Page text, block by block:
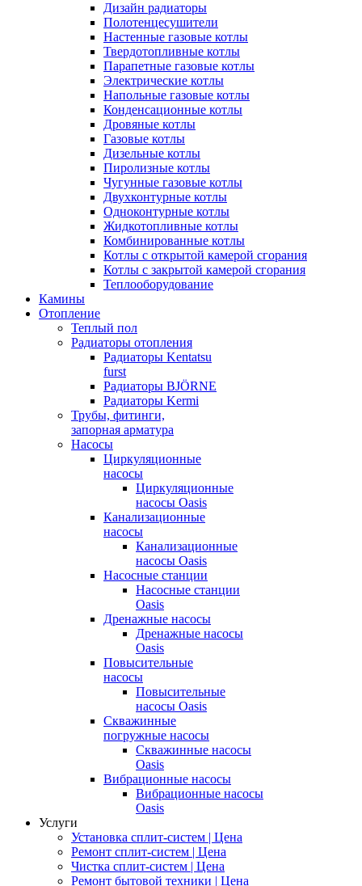
Дизайн радиаторы
Полотенцесушители
Настенные газовые котлы
Твердотопливные котлы
Парапетные газовые котлы
Электрические котлы
Напольные газовые котлы
Конденсационные котлы
Дровяные котлы
Газовые котлы
Дизельные котлы
Пиролизные котлы
Чугунные газовые котлы
Двухконтурные котлы
Одноконтурные котлы
Жидкотопливные котлы
Комбинированные котлы
Котлы с открытой камерой сгорания
Котлы с закрытой камерой сгорания
Теплооборудование
Камины
Отопление
Теплый пол
Радиаторы отопления
Радиаторы Kentatsu
furst
Радиаторы BJÖRNE
Радиаторы Kermi
Трубы, фитинги,
запорная арматура
Насосы
Циркуляционные
насосы
Циркуляционные
насосы Oasis
Канализационные
насосы
Канализационные
насосы Oasis
Насосные станции
Насосные станции
Oasis
Дренажные насосы
Дренажные насосы
Oasis
Повысительные
насосы
Повысительные
насосы Oasis
Скважинные
погружные насосы
Скважинные насосы
Oasis
Вибрационные насосы
Вибрационные насосы
Oasis
Услуги
Установка сплит-систем | Цена
Ремонт сплит-систем | Цена
Чистка сплит-систем | Цена
Ремонт бытовой техники | Цена